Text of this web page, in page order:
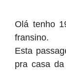
Olá tenho
fransino.
Esta
pra casa